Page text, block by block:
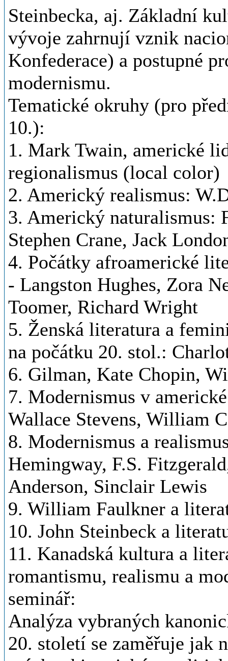
Steinbecka, aj. Základní
vývoje zahrnují vznik
Konfederace) a postupné
modernismu.
Tematické okruhy (pro
10.):
1. Mark Twain, americké
regionalismus (local color)
2. Americký realismus:
3. Americký naturalismus:
Stephen Crane, Jack
4. Počátky afroamerické
- Langston Hughes, Zora
Toomer, Richard Wright
5. Ženská literatura a
na počátku 20. stol.:
6. Gilman, Kate Chopin,
7. Modernismus v
Wallace Stevens, William
8. Modernismus a
Hemingway, F.S.
Anderson, Sinclair Lewis
9. William Faulkner a
10. John Steinbeck a
11. Kanadská kultura a
romantismu, realismu a
seminář:
Analýza vybraných
20. století se zaměřuje jak